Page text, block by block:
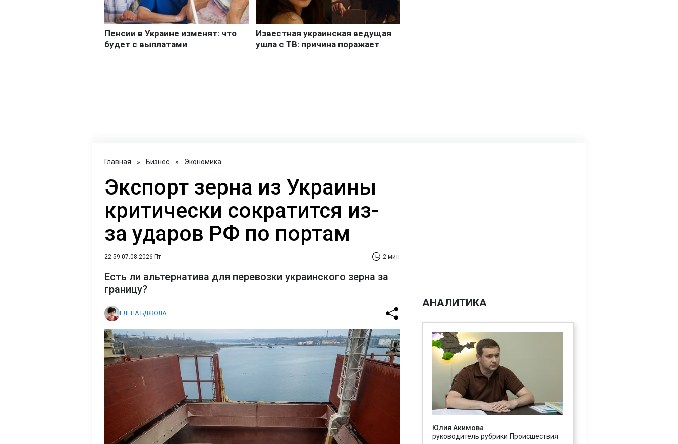
Главная » Бизнес » Экономика
Экспорт зерна из Украины
критически сократится из-
за ударов РФ по портам
22:59 07.08.2026 Пт 2 мин
Есть ли альтернатива для перевозки украинского зерна за
границу?
ЕЛЕНА БДЖОЛА
АНАЛИТИКА
Юлия Акимова
руководитель рубрики Происшествия